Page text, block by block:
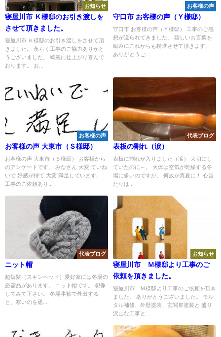
お知らせ
寝屋川市 Ｋ様邸のお引き渡しを
させて頂きました。
寝屋川市 Ｋ様邸のお引き渡しをさせて頂
きました。 永らく工事のご協力ありがと
うございました。 綺麗に仕上がり喜んで
おります。 お...
お客様の声
守口市 お客様の声（Ｙ様邸）
守口市 お客様の声（Ｙ様邸） 工事のご感
想が送られてきました。 嬉しいお言葉を
励みにこれからも精進させて頂きます。
ありがとうご...
お客様の声
お客様の声 大東市（Ｓ様邸）
お客様の声 大東市（Ｓ様邸） お客様から
のアンケートです。 みなさん 大変 ていね
いで 好感が持て 大変 満足しています。
工事のご依頼あり...
代表ブログ
表板の割れ（涙）
表板に割れが入りました（涙） 大切にし
ていたのに～。 大体は空気が乾燥する冬
場に多いのですが、 何故か真夏に！ 心当
たりは...
代表ブログ
ニット帽
超短髪（スキンヘッド）愛好家には冬場の
必需品があります。 ニット帽です。 想像
してみて下さい。 冬場半袖で外出する
と、寒いのを通...
お知らせ
寝屋川市 Ｍ様邸より工事のご
依頼を頂きました。
寝屋川市 Ｍ様邸より工事のご依頼を頂き
ました。 ありがとうございました。 モル
タル補修、外壁塗装、玄関扉塗装と 盛り
沢山な工事と...